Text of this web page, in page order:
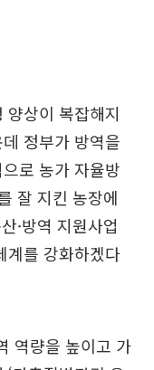
양상이 복잡해지
정부가 방역을
로 농가 자율방
잘 지킨 농장에
·방역 지원사업
계를 강화하겠다
역량을 높이고 가